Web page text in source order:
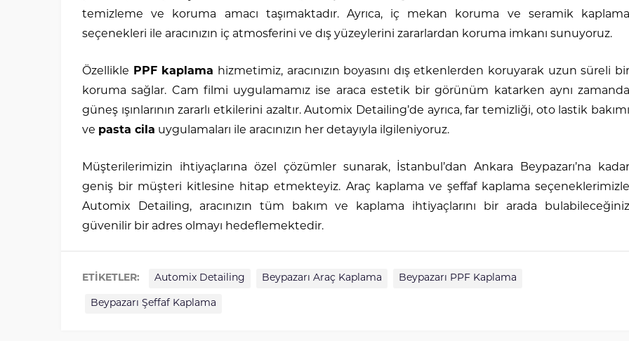
temizleme ve koruma amacı taşımaktadır. Ayrıca, iç mekan koruma ve seramik kaplama
seçenekleri ile aracınızın iç atmosferini ve dış yüzeylerini zararlardan koruma imkanı sunuyoruz.
Özellikle PPF kaplama hizmetimiz, aracınızın boyasını dış etkenlerden koruyarak uzun süreli bir
koruma sağlar. Cam filmi uygulamamız ise araca estetik bir görünüm katarken aynı zamanda
güneş ışınlarının zararlı etkilerini azaltır. Automix Detailing’de ayrıca, far temizliği, oto lastik bakımı
ve pasta cila uygulamaları ile aracınızın her detayıyla ilgileniyoruz.
Müşterilerimizin ihtiyaçlarına özel çözümler sunarak, İstanbul’dan Ankara Beypazarı’na kadar
geniş bir müşteri kitlesine hitap etmekteyiz. Araç kaplama ve şeffaf kaplama seçeneklerimizle
Automix Detailing, aracınızın tüm bakım ve kaplama ihtiyaçlarını bir arada bulabileceğiniz
güvenilir bir adres olmayı hedeflemektedir.
ETİKETLER: Automix Detailing Beypazarı Araç Kaplama Beypazarı PPF Kaplama
Beypazarı Şeffaf Kaplama